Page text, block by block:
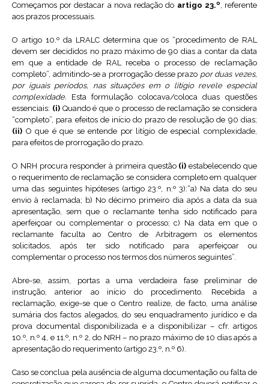
Começamos por destacar a nova redação do artigo 23.º, referente
aos prazos processuais.
O artigo 10.º da LRALC determina que os “procedimento de RAL
devem ser decididos no prazo máximo de 90 dias a contar da data
em que a entidade de RAL receba o processo de reclamação
completo”, admitindo-se a prorrogação desse prazo por duas vezes,
por iguais períodos, nas situações em o litígio revele especial
complexidade. Esta formulação colocava/coloca duas questões
essenciais: (i) Quando é que o processo de reclamação se considera
“completo”, para efeitos de início do prazo de resolução de 90 dias;
(ii) O que é que se entende por litígio de especial complexidade,
para efeitos de prorrogação do prazo.
O NRH procura responder à primeira questão (i)estabelecendo que
o requerimento de reclamação se considera completo em qualquer
uma das seguintes hipóteses (artigo 23.º, n.º 3):“a) Na data do seu
envio à reclamada; b) No décimo primeiro dia após a data da sua
apresentação, sem que o reclamante tenha sido notificado para
aperfeiçoar ou complementar o processo; c) Na data em que o
reclamante faculta ao Centro de Arbitragem os elementos
solicitados, após ter sido notificado para aperfeiçoar ou
complementar o processo nos termos dos números seguintes”.
Abre-se, assim, portas a uma verdadeira fase preliminar de
instrução, anterior ao início do procedimento. Recebida a
reclamação, exige-se que o Centro realize, de facto, uma análise
sumária dos factos alegados, do seu enquadramento jurídico e da
prova documental disponibilizada e a disponibilizar – cfr. artigos
10.º, n.º 4, e 11.º, n.º 2, do NRH – no prazo máximo de 10 dias após a
apresentação do requerimento (artigo 23.º, n.º 6).
Caso se conclua pela ausência de alguma documentação ou falta de